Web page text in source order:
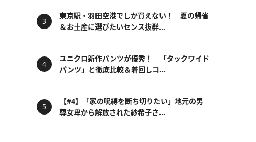
東京駅・羽田空港でしか買えない！ 夏の帰省
＆お土産に選びたいセンス抜群...
ユニクロ新作パンツが優秀！ 「タックワイド
パンツ」と徹底比較＆着回しコ...
【#4】「家の呪縛を断ち切りたい」地元の男
尊女卑から解放された紗希子さ...